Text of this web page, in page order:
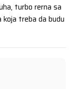
turbo rerna sa
treba da budu